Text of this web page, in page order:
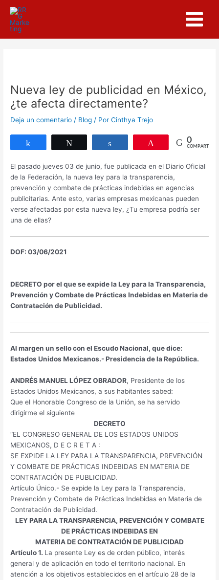
contenido
Menu
Nueva ley de publicidad en México,
¿te afecta directamente?
Deja un comentario / Blog / PorCinthya Trejo
Compartir Compartir 0
COMPARTIR
El pasado jueves 03 de junio, fue publicada en el Diario Oficial
de la Federación, la nueva ley para la transparencia,
prevención y combate de prácticas indebidas en agencias
publicitarias. Ante esto, varias empresas mexicanas pueden
verse afectadas por esta nueva ley, ¿Tu empresa podría ser
una de ellas?
DOF: 03/06/2021
DECRETO por el que se expide la Ley para la Transparencia,
Prevención y Combate de Prácticas Indebidas en Materia de
Contratación de Publicidad.
Al margen un sello con el Escudo Nacional, que dice:
Estados Unidos Mexicanos.- Presidencia de la República.
ANDRÉS MANUEL LÓPEZ OBRADOR, Presidente de los
Estados Unidos Mexicanos, a sus habitantes sabed:
Que el Honorable Congreso de la Unión, se ha servido
dirigirme el siguiente
DECRETO
“EL CONGRESO GENERAL DE LOS ESTADOS UNIDOS
MEXICANOS, D E C R E T A :
SE EXPIDE LA LEY PARA LA TRANSPARENCIA, PREVENCIÓN
Y COMBATE DE PRÁCTICAS INDEBIDAS EN MATERIA DE
CONTRATACIÓN DE PUBLICIDAD.
Artículo Único.- Se expide la Ley para la Transparencia,
Prevención y Combate de Prácticas Indebidas en Materia de
Contratación de Publicidad.
LEY PARA LA TRANSPARENCIA, PREVENCIÓN Y COMBATE
DE PRÁCTICAS INDEBIDAS EN
MATERIA DE CONTRATACIÓN DE PUBLICIDAD
Artículo 1. La presente Ley es de orden público, interés
general y de aplicación en todo el territorio nacional. En
atención a los objetivos establecidos en el artículo 28 de la
entradas